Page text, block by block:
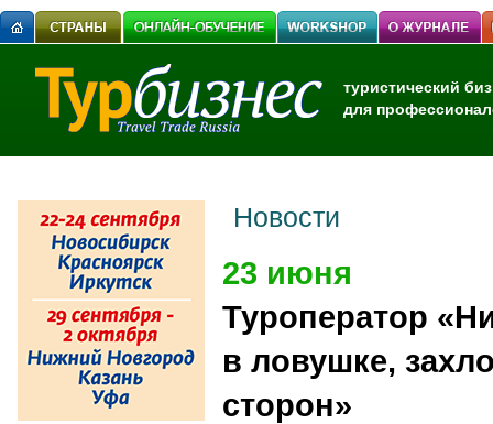
туристический
для
Новости
23 июня
Туроператор
в ловушке,
сторон»